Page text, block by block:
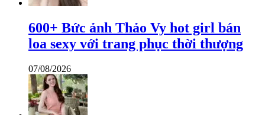
600+ Bức ảnh Thảo Vy hot girl bán
loa sexy với trang phục thời thượng
07/08/2026